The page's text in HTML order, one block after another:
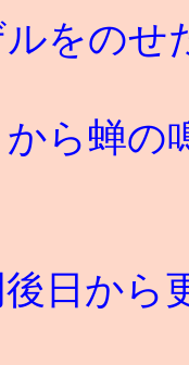
ルをの
ら蝉の
日から